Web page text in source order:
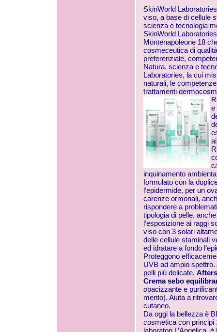
SkinWorld
viso, a base di cellule
scienza e tecnologia
SkinWorld
Montenapoleone 18
cosmeceutica di
preferenziale,
Natura, scienza e
Laboratories, la cui
naturali, le
trattamenti
e
inquinamento
formulato con la
l’epidermide, per un
carenze ormonali,
rispondere a
tipologia di pelle,
l’esposizione ai raggi
viso con 3 solari
delle cellule staminali
ed idratare a fondo
Proteggono
UVB ad ampio
pelli più delicate.
Crema sebo
opacizzante e
mento). Aiuta a
cutaneo.
Da oggi la bellezza è
cosmetica con principi
laboratori L’Angelica,